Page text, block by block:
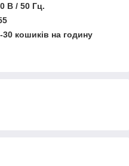
В / 50 Гц.
30 кошиків на годину